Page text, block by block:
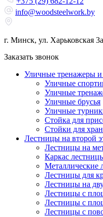
info@woodsteelwork.by
г. Минск, ул. Харьковская 3а
Заказать звонок
Уличные тренажеры
Уличные
Уличные
Уличные брусья
Уличные
Cтойка для
Стойки для
Лестницы на второй
Лестницы на
Каркас
Металлические
Лестницы для
Лестницы на
Лестницы с
Лестницы с
Лестницы с